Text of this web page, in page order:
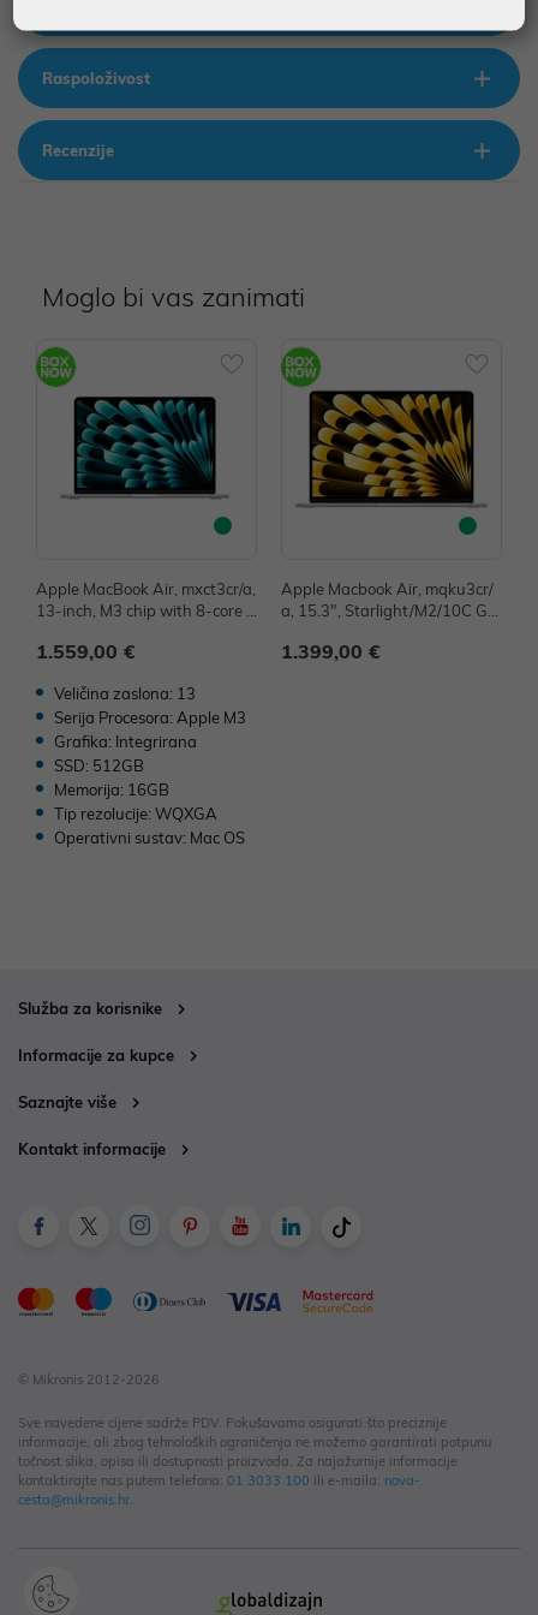
Raspoloživost
Recenzije
Moglo bi vas zanimati
Apple MacBook Air, mxct3cr/a,
13-inch, M3 chip with 8-core C
12GB SSD - Silver
1.559,00 €
Veličina zaslona: 13
Serija Procesora: Apple M3
Grafika: Integrirana
SSD: 512GB
Memorija: 16GB
Tip rezolucije: WQXGA
Operativni sustav: Mac OS
Apple Macbook Air, mqku3cr/
a, 15.3", Starlight/M2/10C GP
a - IZLOŽBENI ARTIKL
1.399,00 €
Služba za korisnike
Informacije za kupce
Saznajte više
Kontakt informacije
© Mikronis 2012-2026
Sve navedene cijene sadrže PDV. Pokušavamo osigurati što preciznije
informacije, ali zbog tehnoloških ograničenja ne možemo garantirati potpunu
točnost slika, opisa ili dostupnosti proizvoda. Za najažurnije informacije
kontaktirajte nas putem telefona: 01 3033 100 ili e-maila: nova-
cesta@mikronis.hr.